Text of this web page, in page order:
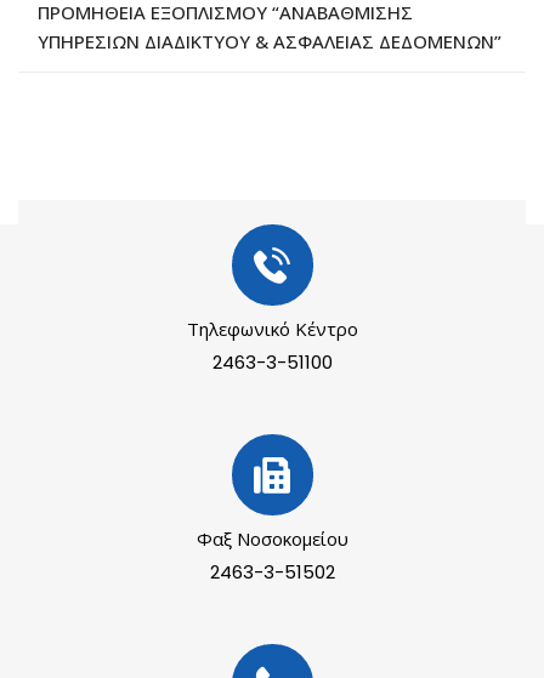
ΠΡΟΜΗΘΕΙΑ ΕΞΟΠΛΙΣΜΟΥ “ΑΝΑΒΑΘΜΙΣΗΣ
ΥΠΗΡΕΣΙΩΝ ΔΙΑΔΙΚΤΥΟΥ & ΑΣΦΑΛΕΙΑΣ ΔΕΔΟΜΕΝΩΝ”
Τηλεφωνικό Κέντρο
2463-3-51100
Φαξ Νοσοκομείου
2463-3-51502